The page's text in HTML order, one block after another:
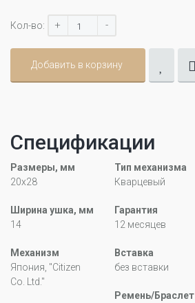
Кол-во: + -
Добавить в корзину
Спецификации
Размеры, мм
20x28
Тип механизма
Кварцевый
Ширина ушка, мм
14
Гарантия
12 месяцев
Механизм
Япония, "Citizen
Co. Ltd."
Вставка
без вставки
Ремень/Браслет